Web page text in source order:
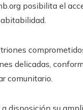
posibilita el
delicadas,
comunitario.
disposición su